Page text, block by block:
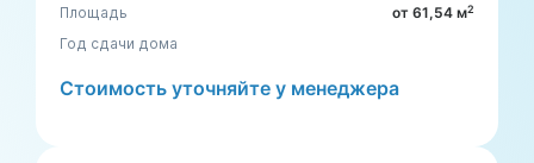
Площадь
от 61,54 м2
Год сдачи дома
Стоимость уточняйте у менеджера